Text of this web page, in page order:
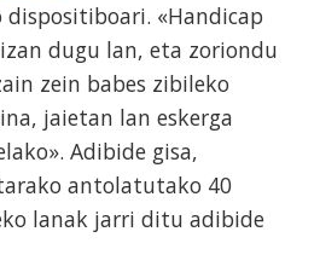
«Handicap
dugu lan, eta zoriondu
zein babes zibileko
jaietan lan eskerga
Adibide gisa,
antolatutako 40
lanak jarri ditu adibide